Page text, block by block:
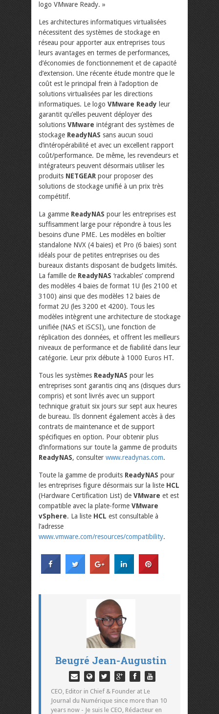
logo VMware Ready. »
Les architectures informatiques virtualisées
nécessitent des systèmes de stockage en
réseau pour apporter aux entreprises tous
leurs avantages en termes de performances,
d’économies de fonctionnement et de capacité
d’extension. Une récente étude montre que le
coût est le principal frein à l’adoption de
solutions virtualisées par les directions
informatiques. Le logo VMware Ready leur
garantit qu’elles peuvent déployer des
solutions VMware intégrant des systèmes de
stockage ReadyNAS sans aucun souci
d’intéropérabilité et avec un excellent rapport
coût/performance. De même, les revendeurs et
intégrateurs peuvent désormais utiliser les
produits NETGEAR pour proposer des
solutions de stockage unifié à un prix très
compétitif.
La gamme ReadyNAS pour les entreprises est
suffisamment large pour répondre à tous les
besoins d’une PME. Les modèles en boîtier
standalone NVX (4 baies) et Pro (6 baies) sont
idéals pour de petites entreprises ou des
bureaux distants disposant de budgets limités.
La famille de ReadyNAS ‘rackables’ comprend
des modèles 4 baies de format 1U (les 2100 et
3100) ainsi que des modèles 12 baies de
format 2U (les 3200 et 4200). Tous les
modèles intègrent une architecture de stockage
unifiée (NAS et iSCSI), une fonction de
réplication des données, et offrent les meilleurs
niveaux de performance et de fiabilité dans leur
catégorie. Leur prix débute à 1000 Euros HT.
Tous les systèmes ReadyNAS pour les
entreprises sont garantis cinq ans (disques durs
compris) et sont livrés avec un support
technique gratuit six jours sur sept aux heures
de bureau. Ils donnent également accès à des
contrats de maintenance et de support
spécifiques en option. Pour obtenir plus
d’informations sur toute la gamme de produits
ReadyNAS, consulter www.readynas.com.
Toute la gamme de produits ReadyNAS pour
les entreprises figure désormais sur la liste HCL
(Hardware Certification List) de VMware et est
compatible avec la plate-forme VMware
vSphere. La liste HCL est consultable à
l’adresse
www.vmware.com/resources/compatibility.
Beugré Jean-Augustin
CEO, Editor in Chief & Founder at Le
Journal du Numérique since more than 10
years now - Je suis le CEO, Rédacteur en